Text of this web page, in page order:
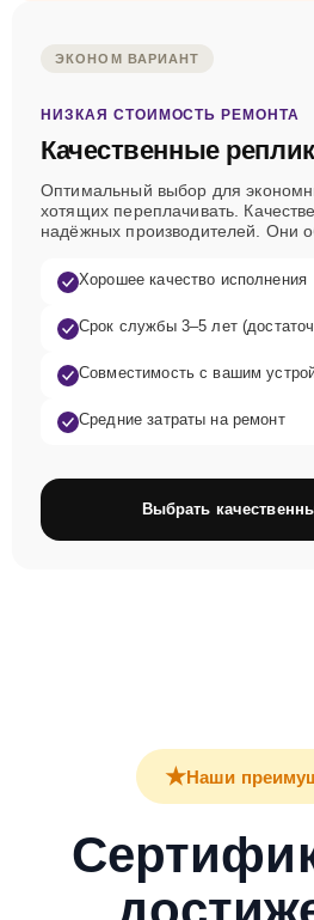
ЭКОНОМ ВАРИАНТ
НИЗКАЯ СТОИМОСТЬ РЕМОНТА
Качественные
Оптимальный выбор для
хотящих переплачивать.
надёжных производителей. Они
Хорошее качество исполнения
Срок службы 3–5 лет
Совместимость с вашим
Средние затраты на ремонт
Выбрать
★Наши